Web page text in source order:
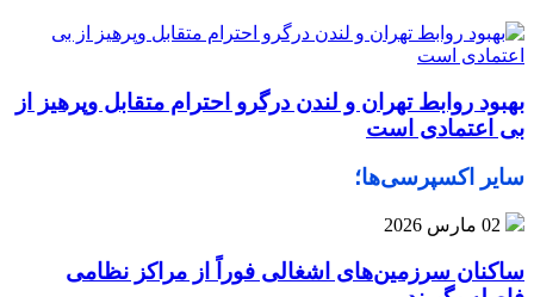
بهبود روابط تهران و لندن درگرو احترام متقابل وپرهیز از
بی‌ اعتمادی است
سایر اکسپرسی‌ها؛
02 مارس 2026
ساکنان سرزمین‌های اشغالی فوراً از مراکز نظامی